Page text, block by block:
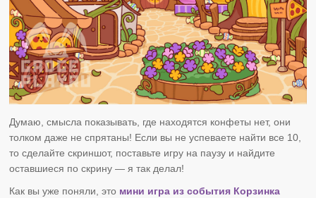
Думаю, смысла показывать, где находятся конфеты нет, они
толком даже не спрятаны! Если вы не успеваете найти все 10,
то сделайте скриншот, поставьте игру на паузу и найдите
оставшиеся по скрину — я так делал!
Как вы уже поняли, это мини игра из события Корзинка